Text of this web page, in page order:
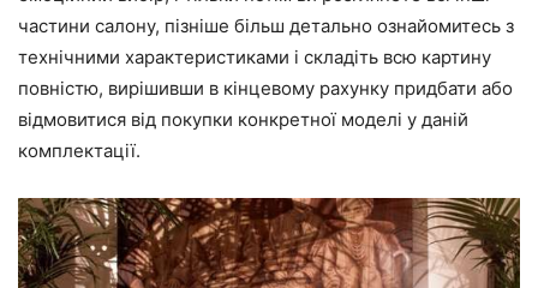
частини салону, пізніше більш детально ознайомитесь з
технічними характеристиками і складіть всю картину
повністю, вирішивши в кінцевому рахунку придбати або
відмовитися від покупки конкретної моделі у даній
комплектації.